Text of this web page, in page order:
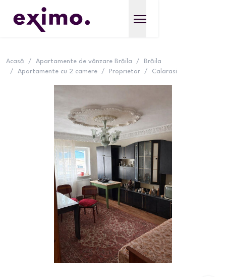
Acasă / Apartamente de vânzare Brăila /
Brăila
/
Apartamente cu 2 camere / Proprietar / Calarasi